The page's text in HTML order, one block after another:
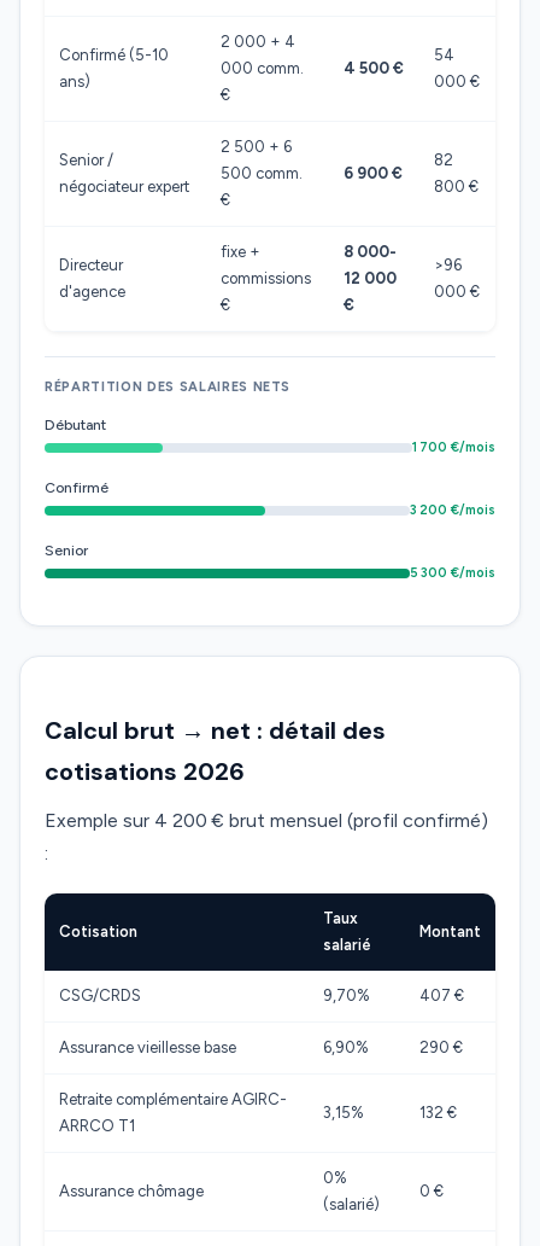
Confirmé (5-10
ans)
2 000 + 4
000 comm.
€
4 500 €
54
000 €
Senior /
négociateur expert
2 500 + 6
500 comm.
€
6 900 €
82
800 €
Directeur
d'agence
fixe +
commissions
€
8 000-
12 000
€
>96
000 €
RÉPARTITION DES SALAIRES NETS
Débutant
1 700 €/mois
Confirmé
3 200 €/mois
Senior
5 300 €/mois
Calcul brut → net : détail des
cotisations 2026
Exemple sur 4 200 € brut mensuel (profil confirmé)
:
Cotisation
Taux
salarié
Montant
CSG/CRDS 9,70% 407 €
Assurance vieillesse base 6,90% 290 €
Retraite complémentaire AGIRC-
ARRCO T1
3,15% 132 €
Assurance chômage
0%
(salarié)
0 €